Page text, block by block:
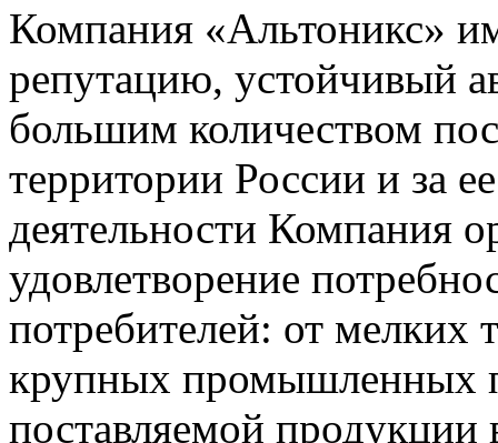
Компания «Альтоникс»
репутацию, устойчивый
большим количеством
территории России и за
деятельности Компания
удовлетворение
потребителей: от мелких
крупных промышленных
поставляемой продукции